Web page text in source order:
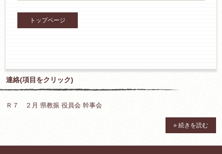
トップページ
連絡(項目をクリック)
Ｒ７ ２月 県教振 役員会 幹事会
» 続きを読む